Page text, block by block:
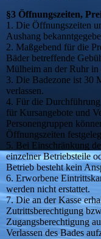
§3 Öffnungszeiten,
1. Die Öffnungszeiten
Aushang
2. Maßgebend für die
Bäder betreffende
Mülheim an der Ruhr in
3. Die Badezone ist 30
verlassen.
4. Für die
für Kursangebote und
Personengruppen
Öffnungszeiten
5. Bei Einschränkung
einzelner Betriebsteile
Betrieb besteht kein
6. Erworbene
werden nicht erstattet.
7. Die an der Kasse
Zutrittsberechtigung
Zugangsberechtigung
Verlassen des Bades